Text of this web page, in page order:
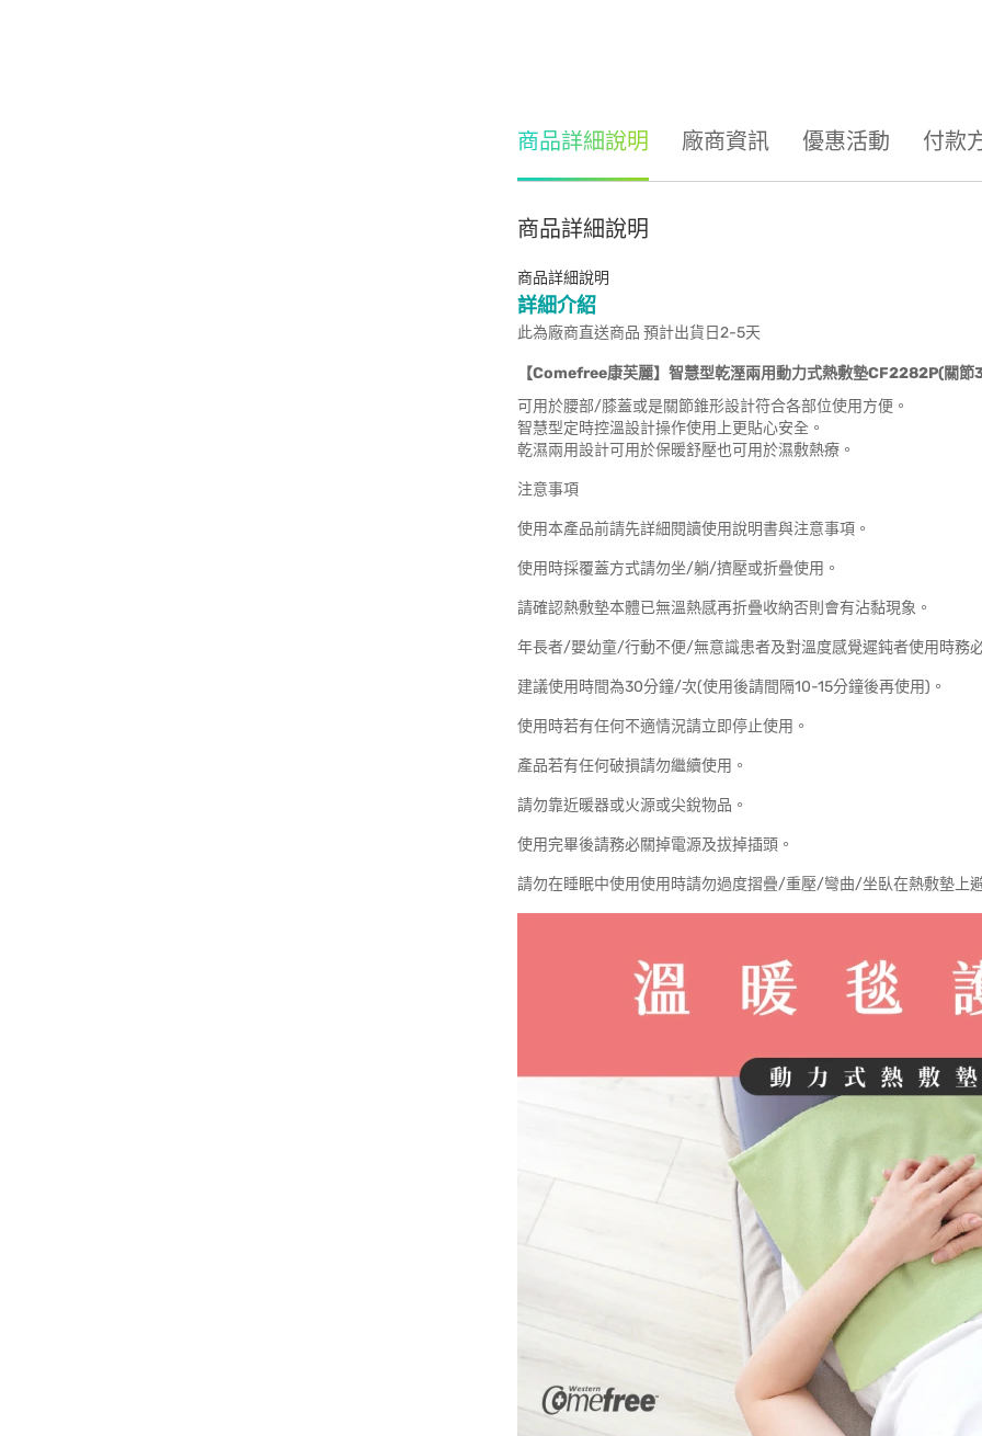
商品詳細說明 廠商資訊 優惠活動 付款
商品詳細說明
商品詳細說明
詳細介紹
此為廠商直送商品 預計出貨日2-5天
【Comefree康芙麗】智慧型乾溼兩用動力式熱敷墊CF2282P(關
可用於腰部/膝蓋或是關節錐形設計符合各部位使用方便。
智慧型定時控溫設計操作使用上更貼心安全。
乾濕兩用設計可用於保暖舒壓也可用於濕敷熱療。
注意事項
使用本產品前請先詳細閱讀使用說明書與注意事項。
使用時採覆蓋方式請勿坐/躺/擠壓或折疊使用。
請確認熱敷墊本體已無溫熱感再折疊收納否則會有沾黏現象。
年長者/嬰幼童/行動不便/無意識患者及對溫度感覺遲鈍者使用時務
建議使用時間為30分鐘/次(使用後請間隔10-15分鐘後再使用)。
使用時若有任何不適情況請立即停止使用。
產品若有任何破損請勿繼續使用。
請勿靠近暖器或火源或尖銳物品。
使用完畢後請務必關掉電源及拔掉插頭。
請勿在睡眠中使用使用時請勿過度摺疊/重壓/彎曲/坐臥在熱敷墊上